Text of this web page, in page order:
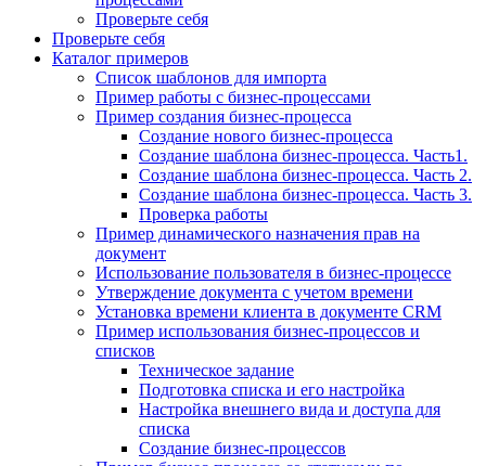
Проверьте себя
Проверьте себя
Каталог примеров
Список шаблонов для импорта
Пример работы с бизнес-процессами
Пример создания бизнес-процесса
Создание нового бизнес-процесса
Создание шаблона бизнес-процесса. Часть1.
Создание шаблона бизнес-процесса. Часть 2.
Создание шаблона бизнес-процесса. Часть 3.
Проверка работы
Пример динамического назначения прав на
документ
Использование пользователя в бизнес-процессе
Утверждение документа с учетом времени
Установка времени клиента в документе CRM
Пример использования бизнес-процессов и
списков
Техническое задание
Подготовка списка и его настройка
Настройка внешнего вида и доступа для
списка
Создание бизнес-процессов